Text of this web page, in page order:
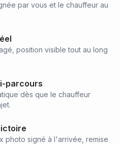
par vous et le chauffeur au
position visible tout au long
parcours
dès que le chauffeur
photo signé à l'arrivée, remise